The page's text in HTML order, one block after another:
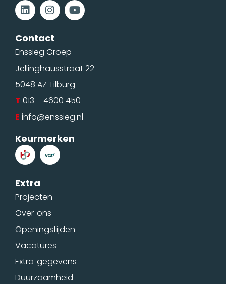
Contact
Enssieg Groep
Jellinghausstraat 22
5048 AZ Tilburg
T 013 – 4600 450
E info@enssieg.nl
Keurmerken
Extra
Projecten
Over ons
Openingstijden
Vacatures
Extra gegevens
Duurzaamheid